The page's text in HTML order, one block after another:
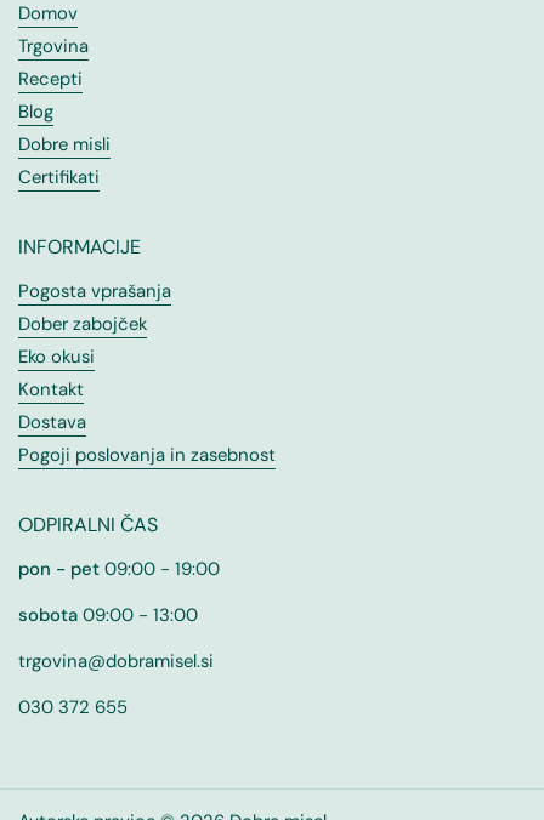
Domov
Trgovina
Recepti
Blog
Dobre misli
Certifikati
INFORMACIJE
Pogosta vprašanja
Dober zabojček
Eko okusi
Kontakt
Dostava
Pogoji poslovanja in zasebnost
ODPIRALNI ČAS
pon - pet 09:00 - 19:00
sobota 09:00 - 13:00
trgovina@dobramisel.si
030 372 655